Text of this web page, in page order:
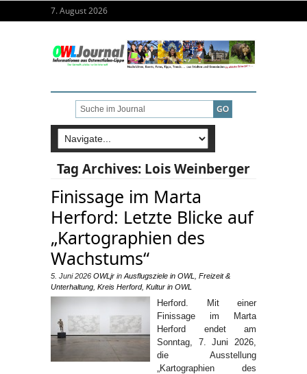
7. August 2026
Tag Archives: Lois Weinberger
Finissage im Marta
Herford: Letzte Blicke auf
„Kartographien des
Wachstums“
5. Juni 2026 OWLjr in Ausflugsziele in OWL
Freizeit &
Unterhaltung Kreis Herford, Kultur in OWL
Herford. Mit einer
Finissage im Marta
Herford endet am
Sonntag, 7. Juni 2026,
die Ausstellung
„Kartographien des